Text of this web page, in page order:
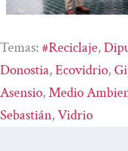
Temas: #reciclaje,
Donostia, Ecovidrio,
Asensio, Medio
Sebastián, Vidrio